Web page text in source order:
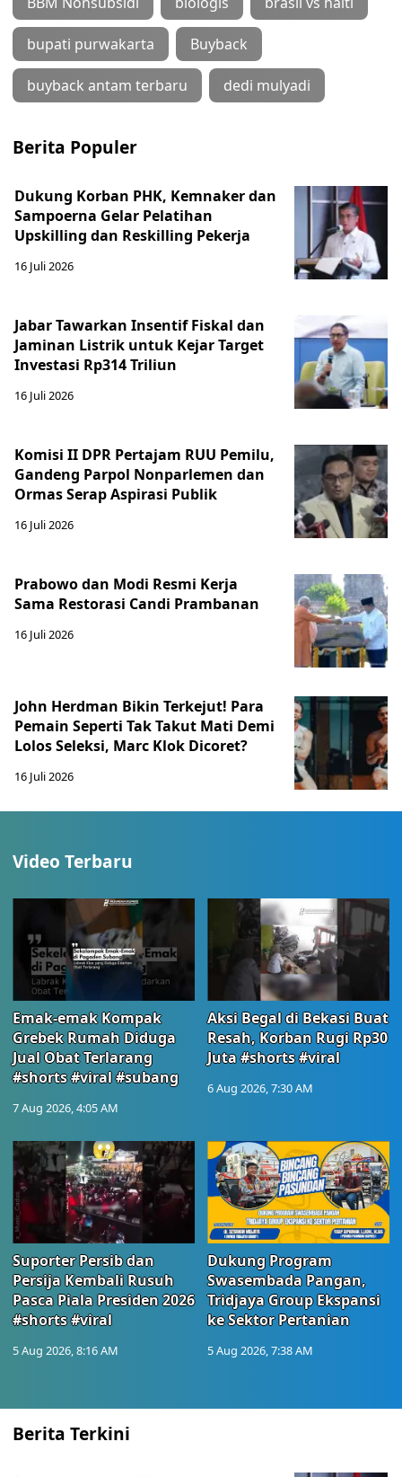
bupati purwakarta Buyback
buyback antam terbaru dedi mulyadi
Berita Populer
Dukung Korban PHK, Kemnaker dan
Sampoerna Gelar Pelatihan
Upskilling dan Reskilling Pekerja
16 Juli 2026
Jabar Tawarkan Insentif Fiskal dan
Jaminan Listrik untuk Kejar Target
Investasi Rp314 Triliun
16 Juli 2026
Komisi II DPR Pertajam RUU Pemilu,
Gandeng Parpol Nonparlemen dan
Ormas Serap Aspirasi Publik
16 Juli 2026
Prabowo dan Modi Resmi Kerja
Sama Restorasi Candi Prambanan
16 Juli 2026
John Herdman Bikin Terkejut! Para
Pemain Seperti Tak Takut Mati Demi
Lolos Seleksi, Marc Klok Dicoret?
16 Juli 2026
Video Terbaru
Emak-emak Kompak
Grebek Rumah Diduga
Jual Obat Terlarang
#shorts #viral #subang
7 Aug 2026, 4:05 AM
Aksi Begal di Bekasi Buat
Resah, Korban Rugi Rp30
Juta #shorts #viral
6 Aug 2026, 7:30 AM
Suporter Persib dan
Persija Kembali Rusuh
Pasca Piala Presiden 2026
#shorts #viral
5 Aug 2026, 8:16 AM
Dukung Program
Swasembada Pangan,
Tridjaya Group Ekspansi
ke Sektor Pertanian
5 Aug 2026, 7:38 AM
Berita Terkini